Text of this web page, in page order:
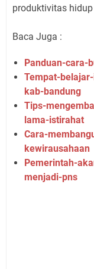
produktivitas
Baca Juga :
Panduan-cara-
Tempat-
kab-bandung
Tips-
lama-istirahat
Cara-
kewirausahaan
Pemerintah-
menjadi-pns